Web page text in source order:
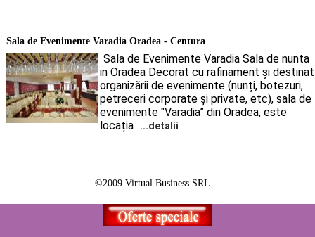
Sala de Evenimente Varadia Oradea - Centura
Sala de Evenimente Varadia Sala de nunta
in Oradea Decorat cu rafinament și destinat
organizării de evenimente (nunți, botezuri,
petreceri corporate și private, etc), sala de
evenimente "Varadia” din Oradea, este
locația
...detalii
©2009 Virtual Business SRL